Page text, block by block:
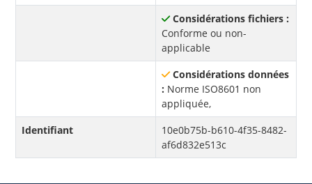
Considérations fichiers :
Conforme ou non-
applicable
Considérations données
: Norme ISO8601 non
appliquée,
Identifiant
10e0b75b-b610-4f35-8482-
af6d832e513c